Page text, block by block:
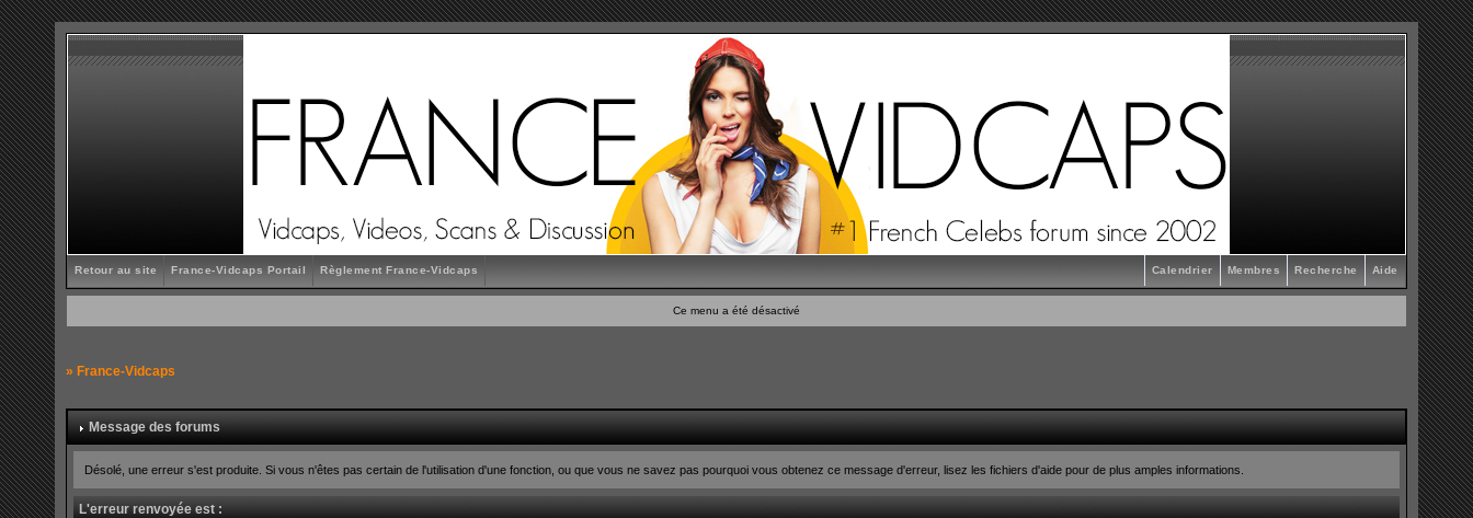
Retour au site France-Vidcaps Portail Règlement France-Vidcaps Aide
Recherche
Membres
Calendrier
Ce menu a été désactivé
» France-Vidcaps
Message des forums
Désolé, une erreur s'est produite. Si vous n'êtes pas certain de l'utilisation d'une fonction, ou que vous ne savez pas pourquoi vous obtenez ce message d'erreur, lisez les fichiers d'aide pour de plus amples informations.
L'erreur renvoyée est :